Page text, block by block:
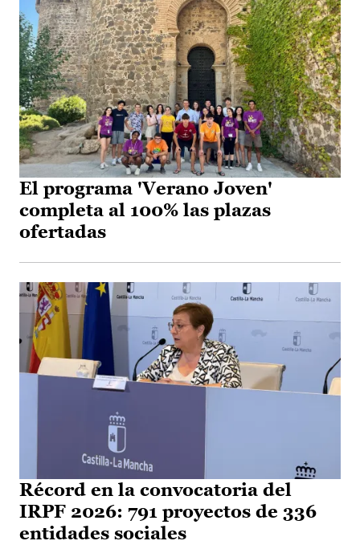
El programa 'Verano Joven'
completa al 100% las plazas
ofertadas
Récord en la convocatoria del
IRPF 2026: 791 proyectos de 336
entidades sociales